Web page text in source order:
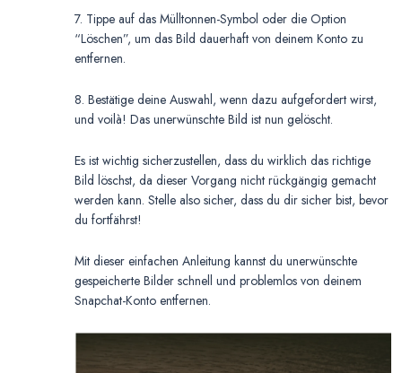
7. Tippe auf das Mülltonnen-Symbol oder die Option
“Löschen”, um das Bild dauerhaft von deinem Konto zu
entfernen.
8. Bestätige deine Auswahl, wenn dazu aufgefordert wirst,
und voilà! Das unerwünschte Bild ist nun gelöscht.
Es ist wichtig sicherzustellen, dass du wirklich das richtige
Bild löschst, da dieser Vorgang nicht rückgängig gemacht
werden kann. Stelle also sicher, dass du dir sicher bist, bevor
du fortfährst!
Mit dieser einfachen Anleitung kannst du unerwünschte
gespeicherte Bilder schnell und problemlos von deinem
Snapchat-Konto entfernen.